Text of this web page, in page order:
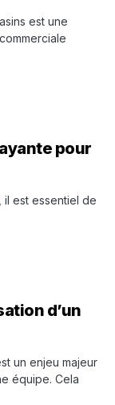
est une
pour
il est essentiel de
d’un
un enjeu majeur
équipe. Cela